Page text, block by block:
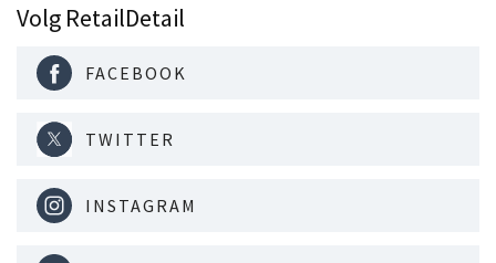
Volg RetailDetail
FACEBOOK
TWITTER
INSTAGRAM